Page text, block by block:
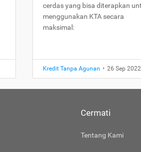
cerdas yang bisa diterapkan
menggunakan KTA secara
maksimal:
Kredit Tanpa Agunan • 26 Sep 2022
Cermati
Tentang Kami